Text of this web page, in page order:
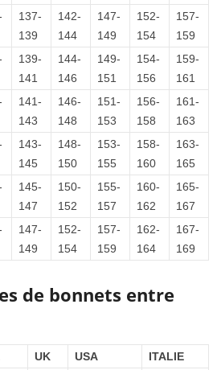
137-
139
142-
144
147-
149
152-
154
157-
159
139-
141
144-
146
149-
151
154-
156
159-
161
141-
143
146-
148
151-
153
156-
158
161-
163
143-
145
148-
150
153-
155
158-
160
163-
165
145-
147
150-
152
155-
157
160-
162
165-
167
147-
149
152-
154
157-
159
162-
164
167-
169
de bonnets entre
UK USA
ITALIE